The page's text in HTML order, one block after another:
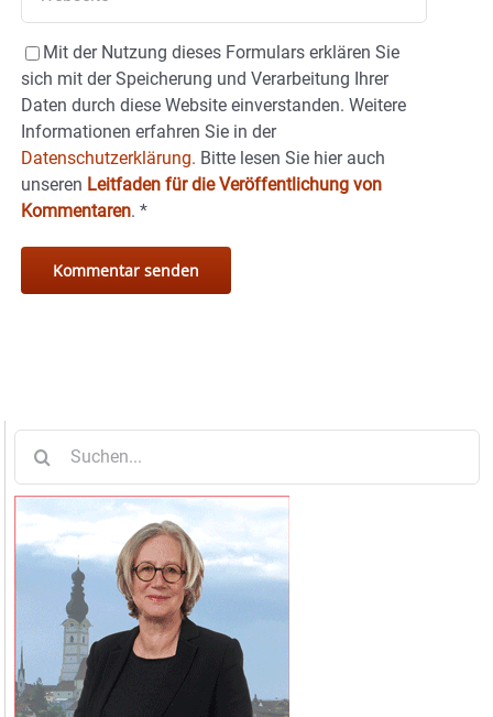
Mit der Nutzung dieses Formulars erklären Sie
sich mit der Speicherung und Verarbeitung Ihrer
Daten durch diese Website einverstanden. Weitere
Informationen erfahren Sie in der
Datenschutzerklärung. Bitte lesen Sie hier auch
unseren Leitfaden für die Veröffentlichung von
Kommentaren. *
nach: